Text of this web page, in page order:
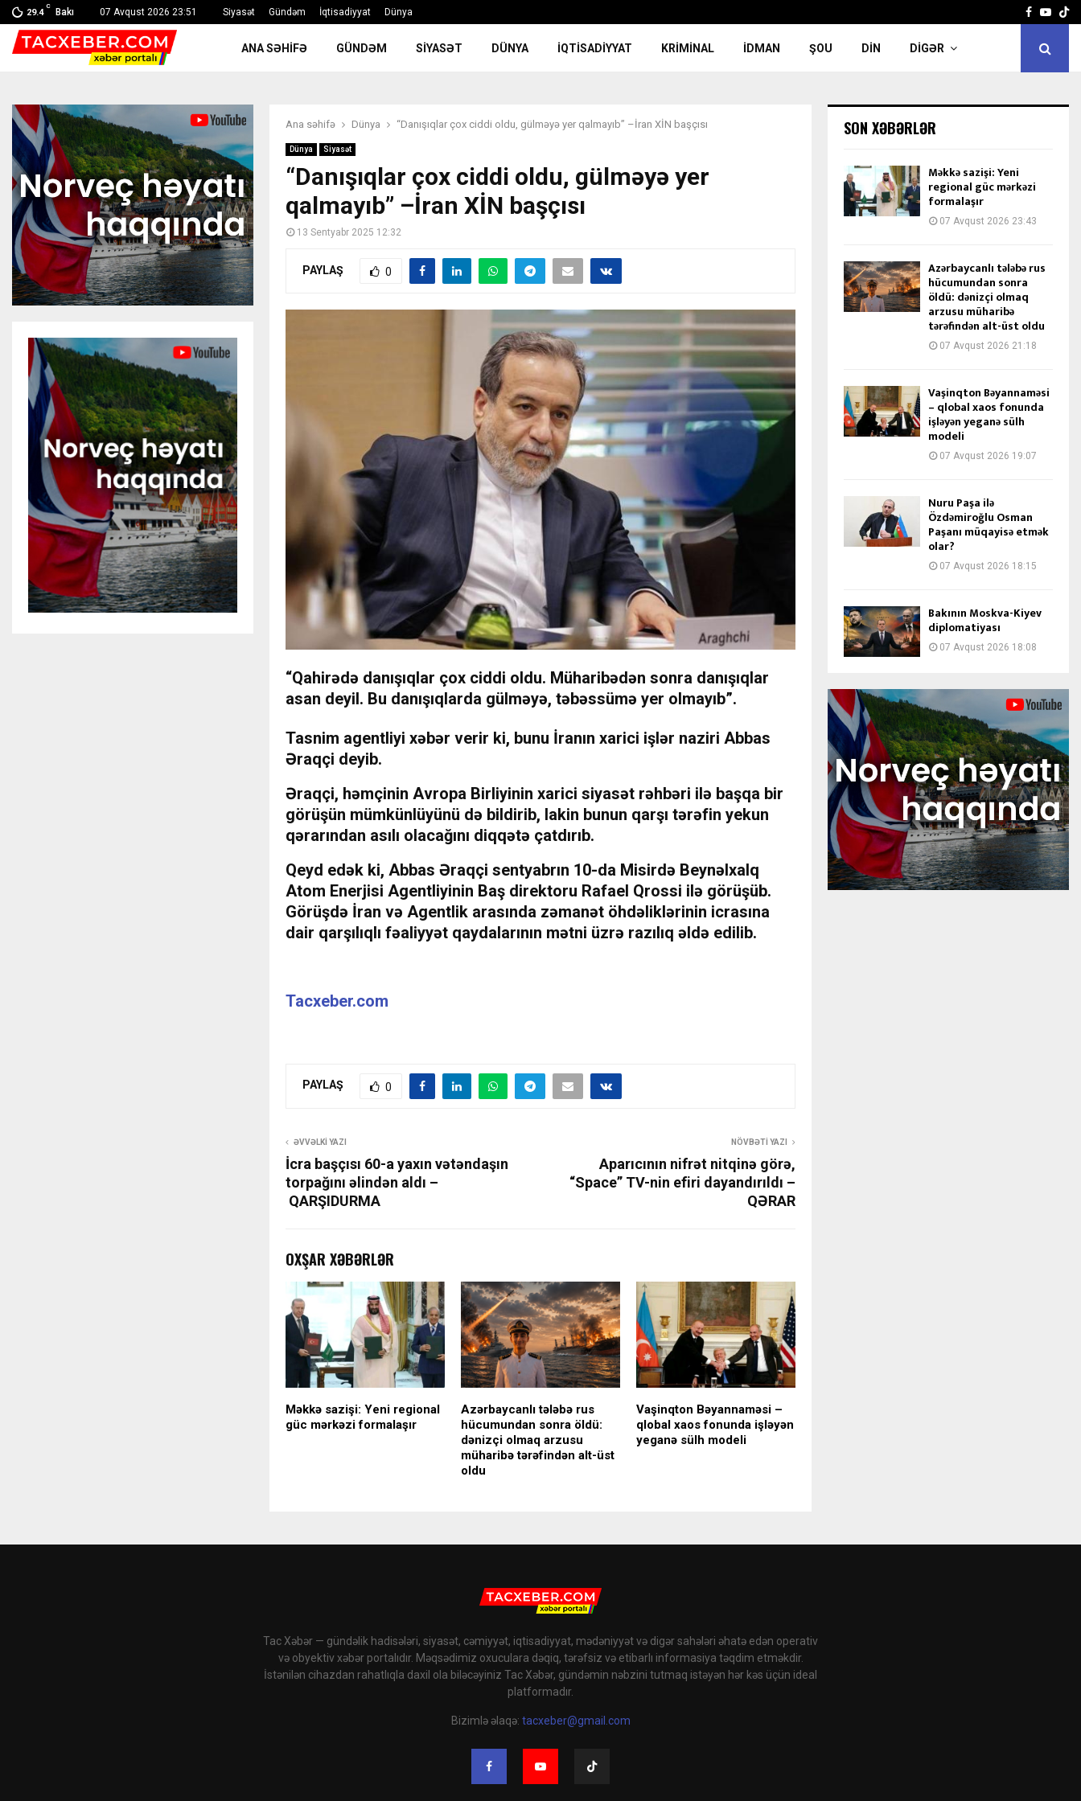
29.4
C
Bakı 07 Avqust 2026 23:51 Siyasət Gündəm İqtisadiyyat Dünya Facebook
ANA SƏHIFƏ GÜNDƏM SIYASƏT DÜNYA İQTISADIYYAT KRIMINAL İDMAN ŞOU DIN DIGƏR
Ana səhifə Dünya “Danışıqlar çox ciddi oldu, gülməyə yer qalmayıb” –İran XİN başçısı
Dünya Siyasət
“Danışıqlar çox ciddi oldu, gülməyə yer
qalmayıb” –İran XİN başçısı
13 Sentyabr 2025 12:32
PAYLAŞ 0
“Qahirədə danışıqlar çox ciddi oldu. Müharibədən sonra danışıqlar
asan deyil. Bu danışıqlarda gülməyə, təbəssümə yer olmayıb”.
Tasnim agentliyi xəbər verir ki, bunu İranın xarici işlər naziri Abbas
Əraqçi deyib.
Əraqçi, həmçinin Avropa Birliyinin xarici siyasət rəhbəri ilə başqa bir
görüşün mümkünlüyünü də bildirib, lakin bunun qarşı tərəfin yekun
qərarından asılı olacağını diqqətə çatdırıb.
Qeyd edək ki, Abbas Əraqçi sentyabrın 10-da Misirdə Beynəlxalq
Atom Enerjisi Agentliyinin Baş direktoru Rafael Qrossi ilə görüşüb.
Görüşdə İran və Agentlik arasında zəmanət öhdəliklərinin icrasına
dair qarşılıqlı fəaliyyət qaydalarının mətni üzrə razılıq əldə edilib.
Tacxeber.com
PAYLAŞ 0
ƏVVƏLKI YAZI
İcra başçısı 60-a yaxın vətəndaşın
torpağını əlindən aldı –
QARŞIDURMA
NÖVBƏTI YAZI
Aparıcının nifrət nitqinə görə,
“Space” TV-nin efiri dayandırıldı –
QƏRAR
OXŞAR XƏBƏRLƏR
Məkkə sazişi: Yeni regional
güc mərkəzi formalaşır
Azərbaycanlı tələbə rus
hücumundan sonra öldü:
dənizçi olmaq arzusu
müharibə tərəfindən alt-üst
oldu
Vaşinqton Bəyannaməsi –
qlobal xaos fonunda işləyən
yeganə sülh modeli
SON XƏBƏRLƏR
Məkkə sazişi: Yeni
regional güc mərkəzi
formalaşır
07 Avqust 2026 23:43
Azərbaycanlı tələbə rus
hücumundan sonra
öldü: dənizçi olmaq
arzusu müharibə
tərəfindən alt-üst oldu
07 Avqust 2026 21:18
Vaşinqton Bəyannaməsi
– qlobal xaos fonunda
işləyən yeganə sülh
modeli
07 Avqust 2026 19:07
Nuru Paşa ilə
Özdəmiroğlu Osman
Paşanı müqayisə etmək
olar?
07 Avqust 2026 18:15
Bakının Moskva-Kiyev
diplomatiyası
07 Avqust 2026 18:08
Tac Xəbər — gündəlik hadisələri, siyasət, cəmiyyət, iqtisadiyyat, mədəniyyət və digər sahələri əhatə edən operativ
və obyektiv xəbər portalıdır. Məqsədimiz oxuculara dəqiq, tərəfsiz və etibarlı informasiya təqdim etməkdir.
İstənilən cihazdan rahatlıqla daxil ola biləcəyiniz Tac Xəbər, gündəmin nəbzini tutmaq istəyən hər kəs üçün ideal
platformadır.
Bizimlə əlaqə: tacxeber@gmail.com